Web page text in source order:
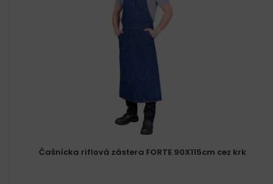
Čašnícka riflová zástera FORTE 90X115cm cez krk